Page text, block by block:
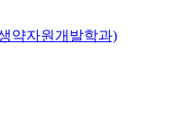
약자원개발학과)